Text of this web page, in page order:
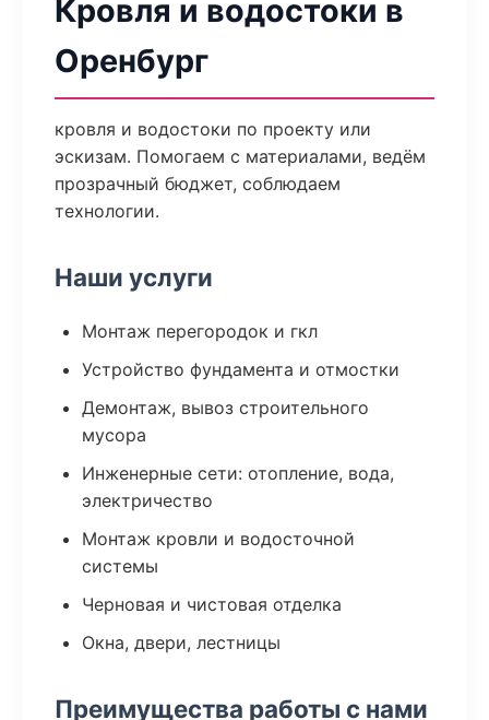
Кровля и водостоки в
Оренбург
кровля и водостоки по проекту или
эскизам. Помогаем с материалами, ведём
прозрачный бюджет, соблюдаем
технологии.
Наши услуги
Монтаж перегородок и гкл
Устройство фундамента и отмостки
Демонтаж, вывоз строительного
мусора
Инженерные сети: отопление, вода,
электричество
Монтаж кровли и водосточной
системы
Черновая и чистовая отделка
Окна, двери, лестницы
Преимущества работы с нами